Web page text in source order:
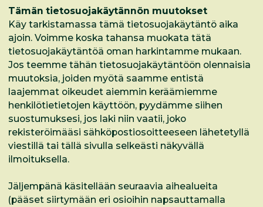
Tämän tietosuojakäytännön muutokset
Käy tarkistamassa tämä tietosuojakäytäntö aika
ajoin. Voimme koska tahansa muokata tätä
tietosuojakäytäntöä oman harkintamme mukaan.
Jos teemme tähän tietosuojakäytäntöön olennaisia
muutoksia, joiden myötä saamme entistä
laajemmat oikeudet aiemmin keräämiemme
henkilötietietojen käyttöön, pyydämme siihen
suostumuksesi, jos laki niin vaatii, joko
rekisteröimääsi sähköpostiosoitteeseen lähetetyllä
viestillä tai tällä sivulla selkeästi näkyvällä
ilmoituksella.
Jäljempänä käsitellään seuraavia aihealueita
(pääset siirtymään eri osioihin napsauttamalla